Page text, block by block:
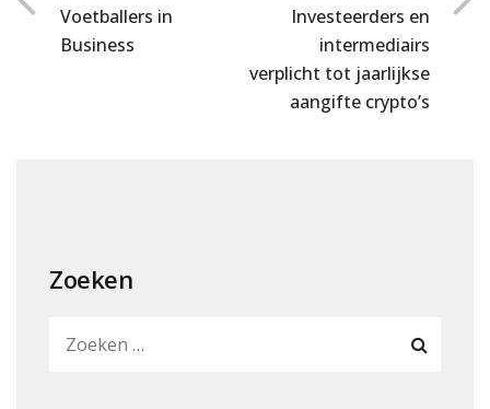
Voetballers in
Business
Investeerders en
intermediairs
verplicht tot ​​jaarlijkse
aangifte crypto’s
Zoeken